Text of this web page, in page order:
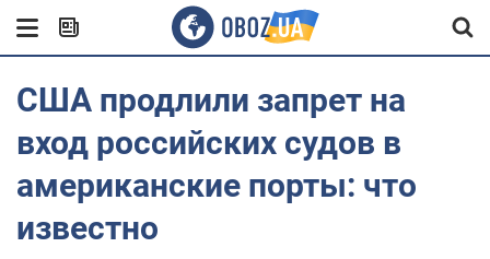
США продлили запрет на
вход российских судов в
американские порты: что
известно